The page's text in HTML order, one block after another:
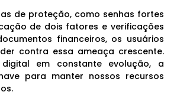
de proteção, como senhas fortes
de dois fatores e verificações
financeiros, os usuários
contra essa ameaça crescente.
em constante evolução, a
para manter nossos recursos